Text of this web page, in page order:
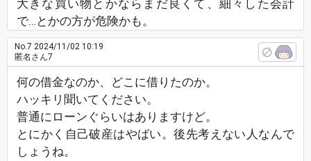
大きな買い物とかならまだ良くて、細々した会計
で…とかの方が危険かも。
No.7 2024/11/02 10:19
匿名さん7
何の借金なのか、どこに借りたのか。
ハッキリ聞いてください。
普通にローンぐらいはありますけど。
とにかく自己破産はやばい。後先考えない人なんで
しょうね。